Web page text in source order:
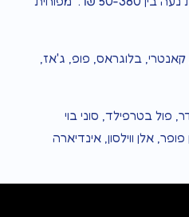
קאנטרי, בלוגראס, פופ, ג'אז,
פול בטרפילד, סוני בוי
פופר, אלן ווילסון, אינדיארה